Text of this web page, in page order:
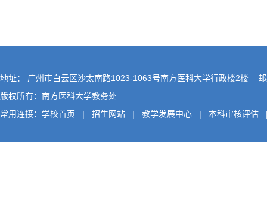
地址： 广州市白云区沙太南路1023-1063号南方医科大学行政楼2楼
版权所有：南方医科大学教务处
常用连接： 学校首页 | 招生网站 | 教学发展中心 | 本科审核评估